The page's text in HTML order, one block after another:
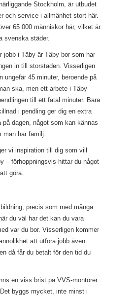
Stockholm, är utbudet
och service i allmänhet stort här.
65 000 människor här, vilket är
svenska städer.
jobb i Täby är Täby-bor som har
in till storstaden. Visserligen
ungefär 45 minuter, beroende på
ska, men ett arbete i Täby
till ett fåtal minuter. Bara
i pendling ger dig en extra
dagen, något som kan kännas
man har familj.
vi inspiration till dig som vill
– förhoppningsvis hittar du något
göra.
precis som med många
du väl har det kan du vara
var du bor. Visserligen kommer
att utföra jobb även
då får du betalt för den tid du
en viss brist på VVS-montörer
byggs mycket, inte minst i